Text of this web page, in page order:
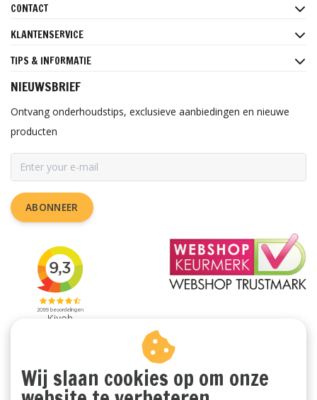
CONTACT
KLANTENSERVICE
TIPS & INFORMATIE
NIEUWSBRIEF
Ontvang onderhoudstips, exclusieve aanbiedingen en nieuwe
producten
ABONNEER
Wij slaan cookies op om onze